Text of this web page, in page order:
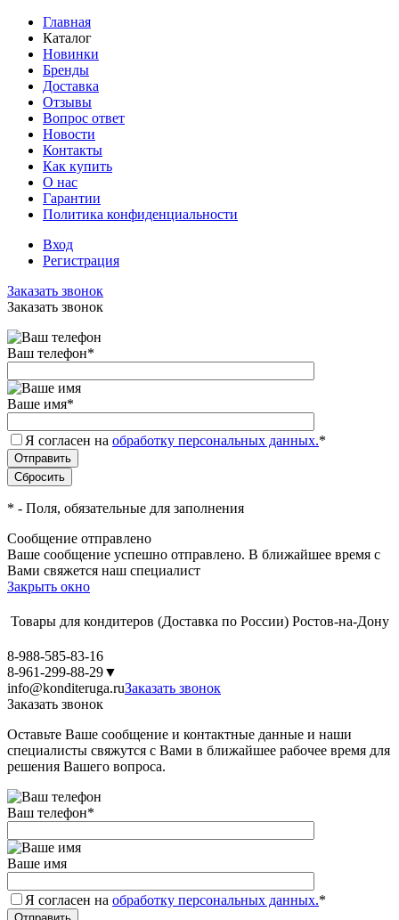
Главная
Каталог
Новинки
Бренды
Доставка
Отзывы
Вопрос ответ
Новости
Контакты
Как купить
О нас
Гарантии
Политика конфиденциальности
Вход
Регистрация
Заказать звонок
Заказать звонок
Ваш телефон*
Ваше имя*
Я согласен на обработку персональных данных.*
* - Поля, обязательные для заполнения
Сообщение отправлено
Ваше сообщение успешно отправлено. В ближайшее время с
Вами свяжется наш специалист
Закрыть окно
Товары для кондитеров (Доставка по России) Ростов-на-Дону
8-988-585-83-16
8-961-299-88-29▼
info@konditeruga.ruЗаказать звонок
Заказать звонок
Оставьте Ваше сообщение и контактные данные и наши
специалисты свяжутся с Вами в ближайшее рабочее время для
решения Вашего вопроса.
Ваш телефон*
Ваше имя
Я согласен на обработку персональных данных.*